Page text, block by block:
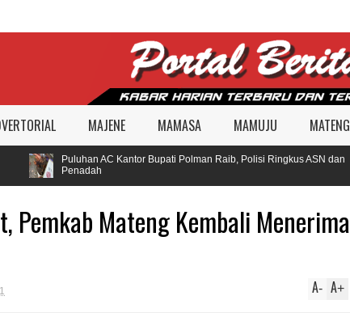
MAJENE MAMASA MAMUJU MATENG
Puluhan AC Kantor Bupati Polman Raib, Polisi Ringkus ASN dan
Penadah
Mateng Kembali Menerima
A+
A-